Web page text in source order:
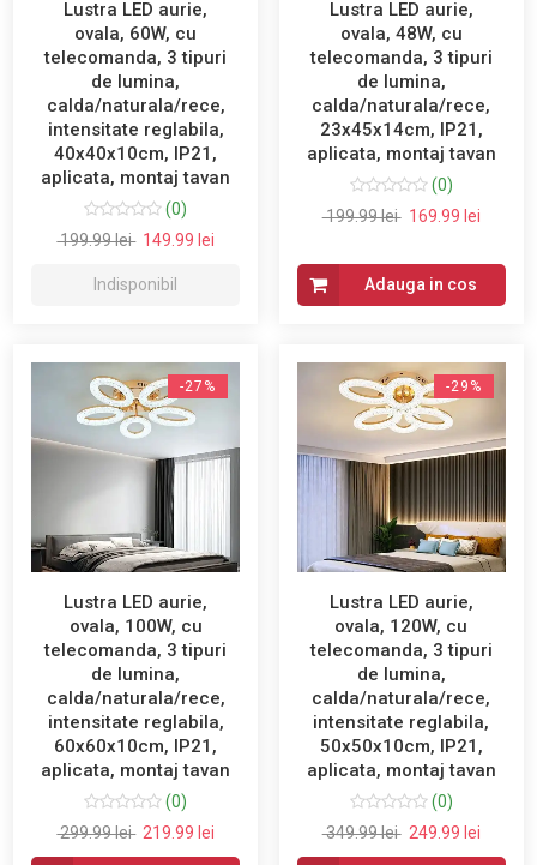
Lustra LED aurie,
ovala, 60W, cu
telecomanda, 3 tipuri
de lumina,
calda/naturala/rece,
intensitate reglabila,
40x40x10cm, IP21,
aplicata, montaj tavan
(0)
199.99 lei 149.99 lei
Indisponibil
Lustra LED aurie,
ovala, 48W, cu
telecomanda, 3 tipuri
de lumina,
calda/naturala/rece,
23x45x14cm, IP21,
aplicata, montaj tavan
(0)
199.99 lei 169.99 lei
Adauga in cos
-27%
Lustra LED aurie,
ovala, 100W, cu
telecomanda, 3 tipuri
de lumina,
calda/naturala/rece,
intensitate reglabila,
60x60x10cm, IP21,
aplicata, montaj tavan
(0)
299.99 lei 219.99 lei
-29%
Lustra LED aurie,
ovala, 120W, cu
telecomanda, 3 tipuri
de lumina,
calda/naturala/rece,
intensitate reglabila,
50x50x10cm, IP21,
aplicata, montaj tavan
(0)
349.99 lei 249.99 lei